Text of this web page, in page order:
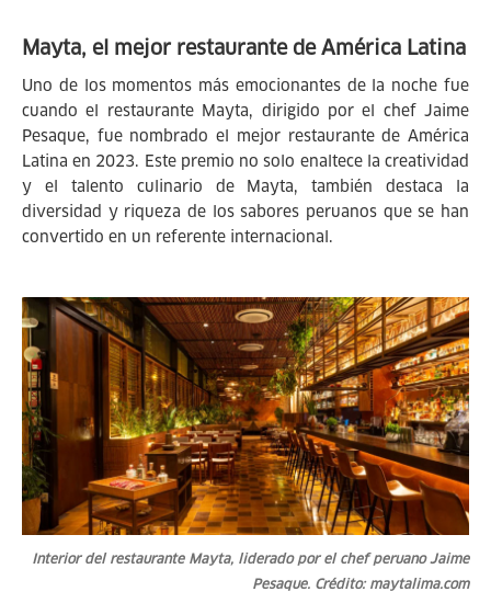
Mayta, el mejor restaurante de América Latina
Uno de los momentos más emocionantes de la noche fue
cuando el restaurante Mayta, dirigido por el chef Jaime
Pesaque, fue nombrado el mejor restaurante de América
Latina en 2023. Este premio no solo enaltece la creatividad
y el talento culinario de Mayta, también destaca la
diversidad y riqueza de los sabores peruanos que se han
convertido en un referente internacional.
Interior del restaurante Mayta, liderado por el chef peruano Jaime
Pesaque. Crédito: maytalima.com